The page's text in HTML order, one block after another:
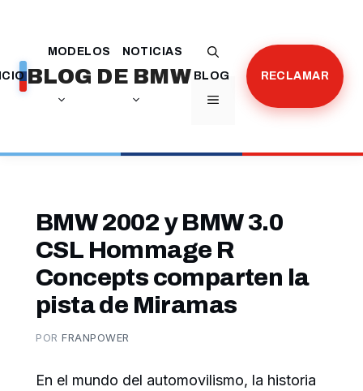
contenido
BLOG DE BMW
MENÚ
MODELOS
NOTICIAS
BLOG
RECLAMAR
BMW 2002 y BMW 3.0
CSL Hommage R
Concepts comparten la
pista de Miramas
PORFRANPOWER
En el mundo del automovilismo, la historia